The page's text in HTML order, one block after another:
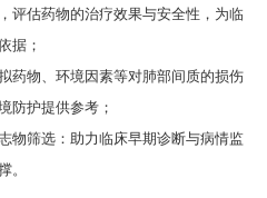
评估药物的治疗效果与安全性，为临
据；
药物、环境因素等对肺部间质的损伤
防护提供参考；
物筛选：助力临床早期诊断与病情监
。